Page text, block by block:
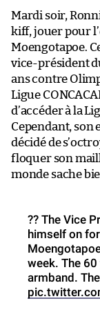
Mardi soir,
kiff, jouer pour
Moengotapoe.
vice-président
ans contre
Ligue
d’accéder à la
Cependant, son
décidé de
floquer son
monde sache
?? The Vice
himself on
week. The 60
armband.